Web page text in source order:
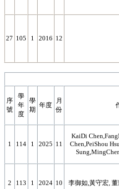
27 105 1 2016 12
序
號
學
年
度
學
期
年度
月
份
1 114 1 2025 11
KaiDi
Chen,PeiShou
2 113 1 2024 10 李御如,黃守宏,